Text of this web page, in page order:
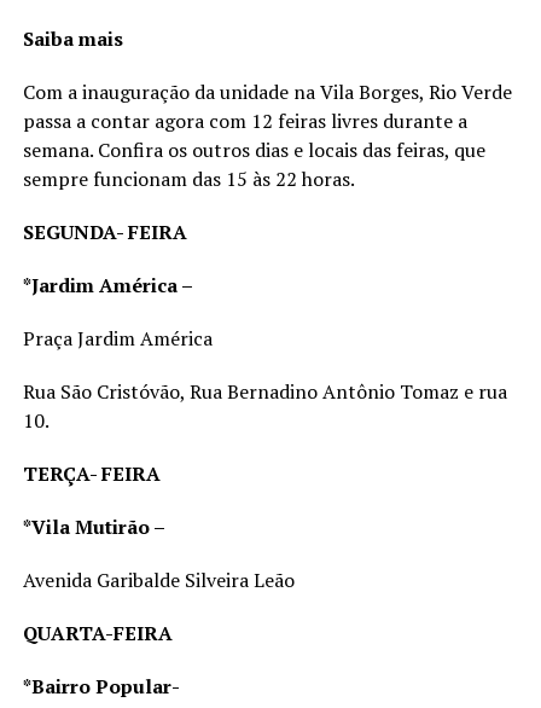
Saiba mais
Com a inauguração da unidade na Vila Borges, Rio Verde
passa a contar agora com 12 feiras livres durante a
semana. Confira os outros dias e locais das feiras, que
sempre funcionam das 15 às 22 horas.
SEGUNDA- FEIRA
*Jardim América –
Praça Jardim América
Rua São Cristóvão, Rua Bernadino Antônio Tomaz e rua
10.
TERÇA- FEIRA
*Vila Mutirão –
Avenida Garibalde Silveira Leão
QUARTA-FEIRA
*Bairro Popular-